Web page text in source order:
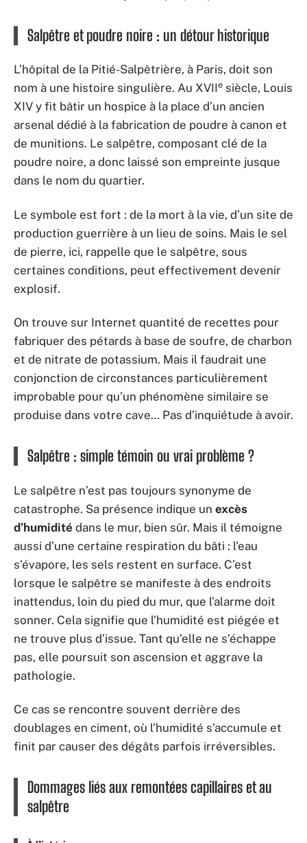
Salpêtre et poudre noire : un détour historique
L’hôpital de la Pitié-Salpêtrière, à Paris, doit son
nom à une histoire singulière. Au XVIIe siècle, Louis
XIV y fit bâtir un hospice à la place d’un ancien
arsenal dédié à la fabrication de poudre à canon et
de munitions. Le salpêtre, composant clé de la
poudre noire, a donc laissé son empreinte jusque
dans le nom du quartier.
Le symbole est fort : de la mort à la vie, d’un site de
production guerrière à un lieu de soins. Mais le sel
de pierre, ici, rappelle que le salpêtre, sous
certaines conditions, peut effectivement devenir
explosif.
On trouve sur Internet quantité de recettes pour
fabriquer des pétards à base de soufre, de charbon
et de nitrate de potassium. Mais il faudrait une
conjonction de circonstances particulièrement
improbable pour qu’un phénomène similaire se
produise dans votre cave… Pas d’inquiétude à avoir.
Salpêtre : simple témoin ou vrai problème ?
Le salpêtre n’est pas toujours synonyme de
catastrophe. Sa présence indique un excès
d’humidité dans le mur, bien sûr. Mais il témoigne
aussi d’une certaine respiration du bâti : l’eau
s’évapore, les sels restent en surface. C’est
lorsque le salpêtre se manifeste à des endroits
inattendus, loin du pied du mur, que l’alarme doit
sonner. Cela signifie que l’humidité est piégée et
ne trouve plus d’issue. Tant qu’elle ne s’échappe
pas, elle poursuit son ascension et aggrave la
pathologie.
Ce cas se rencontre souvent derrière des
doublages en ciment, où l’humidité s’accumule et
finit par causer des dégâts parfois irréversibles.
Dommages liés aux remontées capillaires et au
salpêtre